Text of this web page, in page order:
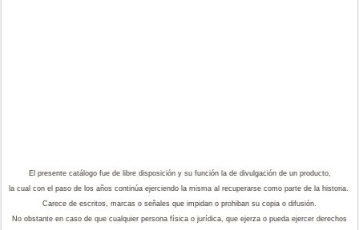
El presente catálogo fue de libre disposición y su función la de divulgación de un producto,
la cual con el paso de los años continúa ejerciendo la misma al recuperarse como parte de la historia.
Carece de escritos, marcas o señales que impidan o prohiban su copia o difusión.
No obstante en caso de que cualquier persona física o jurídica, que ejerza o pueda ejercer derechos